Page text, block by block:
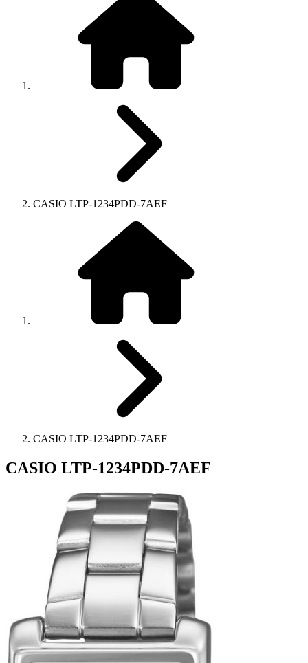
CASIO LTP-1234PDD-7AEF
CASIO LTP-1234PDD-7AEF
CASIO LTP-1234PDD-7AEF